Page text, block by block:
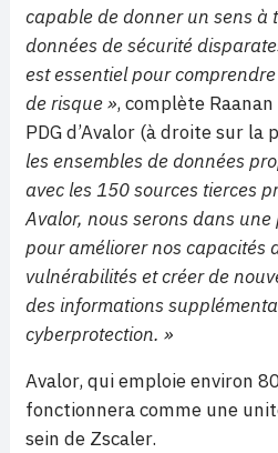
capable de donner un sens à
données de sécurité
est essentiel pour
de risque », complète
PDG d’Avalor (à droite sur la
les ensembles de données
avec les 150 sources tierces
Avalor, nous serons dans
pour améliorer nos capacités
vulnérabilités et créer de
des informations
cyberprotection. »
Avalor, qui emploie environ
fonctionnera comme une
sein de Zscaler.